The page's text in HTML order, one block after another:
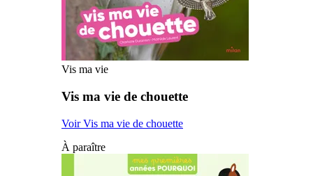
Vis ma vie
Vis ma vie de chouette
Voir Vis ma vie de chouette
À paraître